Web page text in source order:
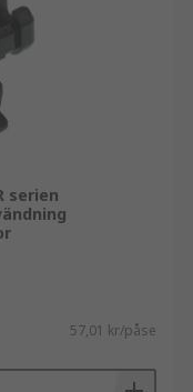
serien
57,01 kr/påse